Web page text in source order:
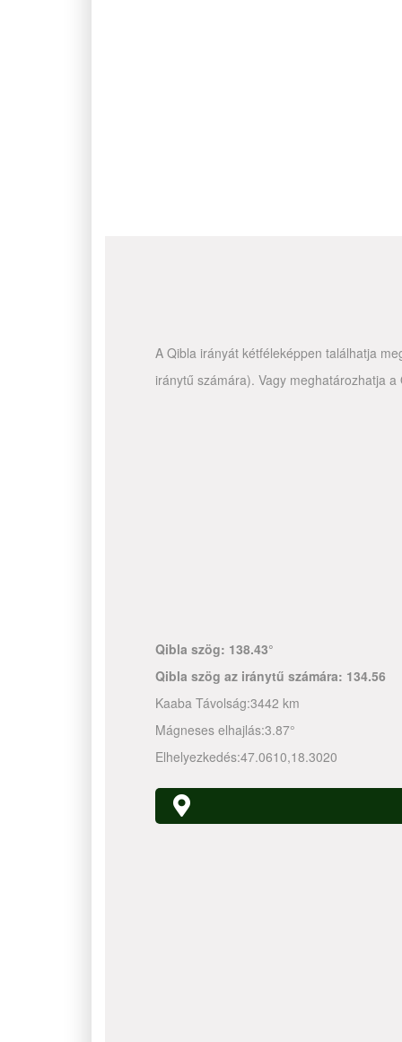
A Qibla irányát kétféleképpen találhatja
iránytű számára). Vagy meghatározhatja
Qibla szög: 138.43°
Qibla szög az iránytű számára: 134.56
Kaaba Távolság:3442 km
Mágneses elhajlás:3.87°
Elhelyezkedés:47.0610,18.3020